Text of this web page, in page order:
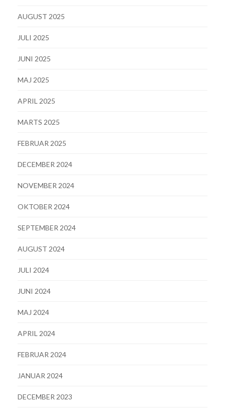
AUGUST 2025
JULI 2025
JUNI 2025
MAJ 2025
APRIL 2025
MARTS 2025
FEBRUAR 2025
DECEMBER 2024
NOVEMBER 2024
OKTOBER 2024
SEPTEMBER 2024
AUGUST 2024
JULI 2024
JUNI 2024
MAJ 2024
APRIL 2024
FEBRUAR 2024
JANUAR 2024
DECEMBER 2023